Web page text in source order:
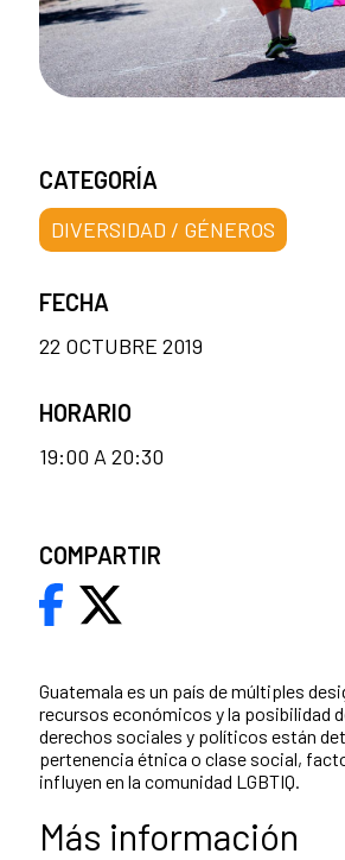
Guatemala es un país de múltiples
recursos económicos y la posibilidad
derechos sociales y políticos están
pertenencia étnica o clase social,
influyen en la comunidad LGBTIQ.
Más información
CATEGORÍA
DIVERSIDAD / GÉNEROS
FECHA
22 OCTUBRE 2019
HORARIO
19:00 A 20:30
COMPARTIR